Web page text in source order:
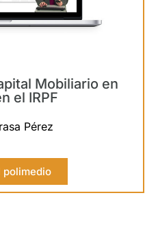
Mobiliario en
el IRPF
Pérez
polimedio